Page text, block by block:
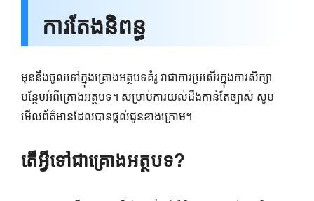
ការតែងនិពន្ធ
មុននឹង​ចូល​ទៅ​ក្នុង​គ្រោង​អត្ថបទ​គំរូ វា​ជា​ការ​ប្រសើរ​ក្នុង​ការ​សិក្សា​
បន្ថែម​អំពី​គ្រោង​អត្ថបទ។​ សម្រាប់ការយល់ដឹងកាន់តែច្បាស់ សូម
មើលព័ត៌មានដែលបានផ្តល់ជូនខាងក្រោម។
តើ​អ្វី​ទៅ​ជា​គ្រោង​អត្ថបទ?